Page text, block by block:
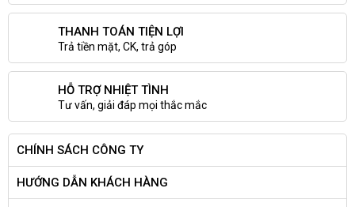
THANH TOÁN TIỆN LỢI
Trả tiền mặt, CK, trả góp
HỖ TRỢ NHIỆT TÌNH
Tư vấn, giải đáp mọi thắc mắc
CHÍNH SÁCH CÔNG TY
HƯỚNG DẪN KHÁCH HÀNG